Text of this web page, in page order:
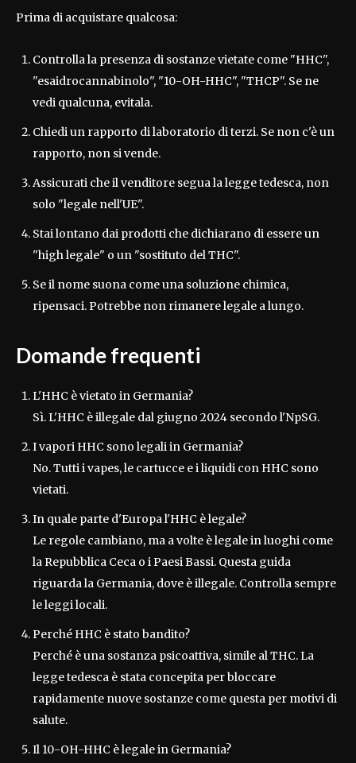
Prima di acquistare qualcosa:
Controlla la presenza di sostanze vietate come "HHC",
"esaidrocannabinolo", "10-OH-HHC", "THCP". Se ne
vedi qualcuna, evitala.
Chiedi un rapporto di laboratorio di terzi. Se non c'è un
rapporto, non si vende.
Assicurati che il venditore segua la legge tedesca, non
solo "legale nell'UE".
Stai lontano dai prodotti che dichiarano di essere un
"high legale" o un "sostituto del THC".
Se il nome suona come una soluzione chimica,
ripensaci. Potrebbe non rimanere legale a lungo.
Domande frequenti
L'HHC è vietato in Germania?
Sì. L'HHC è illegale dal giugno 2024 secondo l'NpSG.
I vapori HHC sono legali in Germania?
No. Tutti i vapes, le cartucce e i liquidi con HHC sono
vietati.
In quale parte d'Europa l'HHC è legale?
Le regole cambiano, ma a volte è legale in luoghi come
la Repubblica Ceca o i Paesi Bassi. Questa guida
riguarda la Germania, dove è illegale. Controlla sempre
le leggi locali.
Perché HHC è stato bandito?
Perché è una sostanza psicoattiva, simile al THC. La
legge tedesca è stata concepita per bloccare
rapidamente nuove sostanze come questa per motivi di
salute.
Il 10-OH-HHC è legale in Germania?